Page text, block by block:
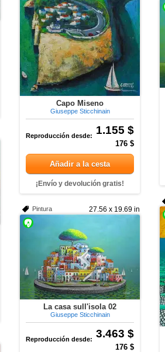
Capo Miseno
Giuseppe Sticchinain
1.155 $
Reproducción desde:
176 $
Añadir a la cesta
¡Envío y devolución gratis!
27.56 x 19.69 in
Pintura
La casa sull'isola 02
Giuseppe Sticchinain
3.463 $
Reproducción desde:
176 $